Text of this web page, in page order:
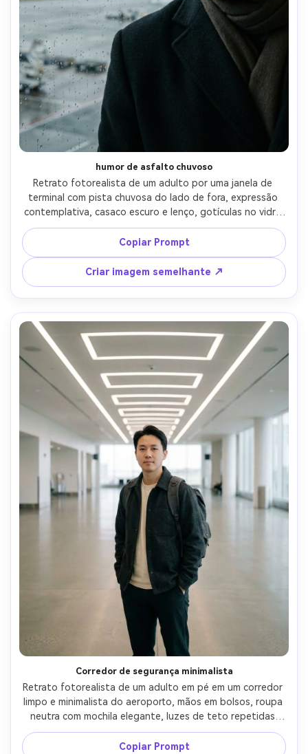
humor de asfalto chuvoso
Retrato fotorealista de um adulto por uma janela de
terminal com pista chuvosa do lado de fora, expressão
contemplativa, casaco escuro e lenço, gotículas no vidro
adicionando textura, luz nublada fresca com
preenchimento macio do rosto, Canon R5, 70mm f/2,
close-up médio, composição fora do centro, tom
cinematográfico humoroso, textura realista da pele,
sombras naturais, alta resolução, olhos afiados, grau de
filme legal-AR 4:5
Copiar Prompt
Criar imagem semelhante ↗
Corredor de segurança minimalista
Retrato fotorealista de um adulto em pé em um corredor
limpo e minimalista do aeroporto, mãos em bolsos, roupa
neutra com mochila elegante, luzes de teto repetidas
criando profundidade, até mesmo iluminação suave, Sony
A7R V, 50mm f/1.4, enquadramento vertical de corpo
Copiar Prompt